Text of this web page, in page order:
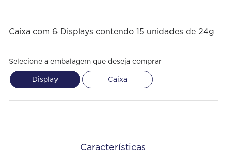
Caixa com 6 Displays contendo 15 unidades de 24g
Selecione a embalagem que deseja comprar
Display Caixa
Características